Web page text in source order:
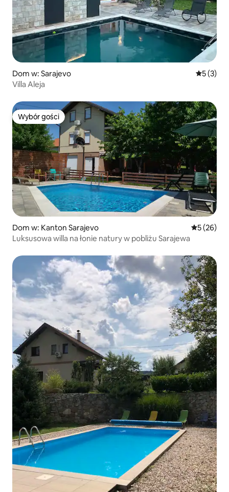
Dom w: Sarajevo Średnia
5 (3)
Villa Aleja
Wybór gości
Wybór gości
Dom w: Kanton Sarajevo Średnia
5 (26)
Luksusowa willa na łonie natury w pobliżu Sarajewa